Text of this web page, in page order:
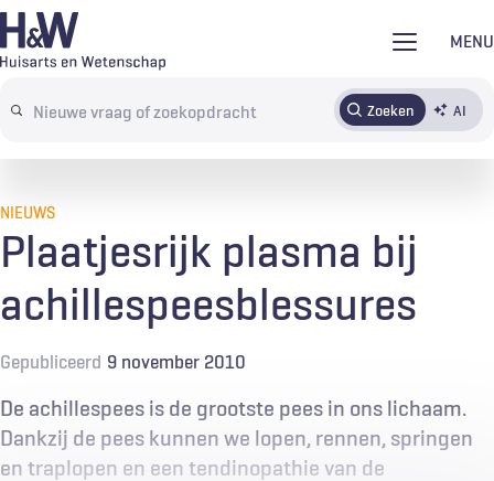
Overslaan
en
de
MENU
Search
terms
Zoeken AI
AbonnerenTijdschrift Inloggen
NIEUWS
Plaatjesrijk plasma bij
achillespeesblessures
Gepubliceerd 9 november 2010
De achillespees is de grootste pees in ons lichaam.
Dankzij de pees kunnen we lopen, rennen, springen
en traplopen en een tendinopathie van de